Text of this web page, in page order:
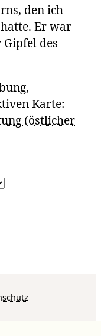
den ich
Er war
des
Karte:
(östlicher